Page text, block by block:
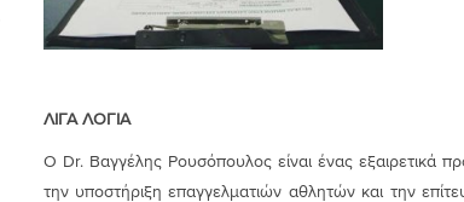
ΛΙΓΑ ΛΟΓΙΑ
O Dr. Βαγγέλης Ρουσόπουλος είναι ένας εξαιρετικά
την υποστήριξη επαγγελματιών αθλητών και την